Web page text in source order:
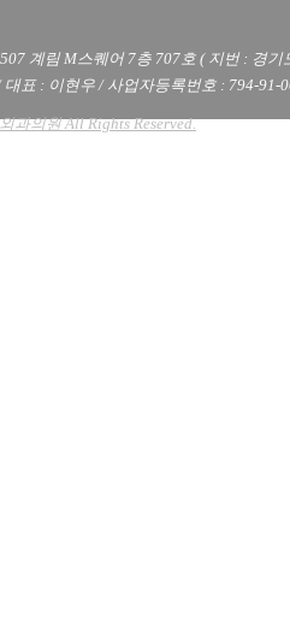
계림 M스퀘어 7층 707호 ( 지번 : 경
표 : 이현우 / 사업자등록번호 : 794-91-
의원 All Rights Reserved.